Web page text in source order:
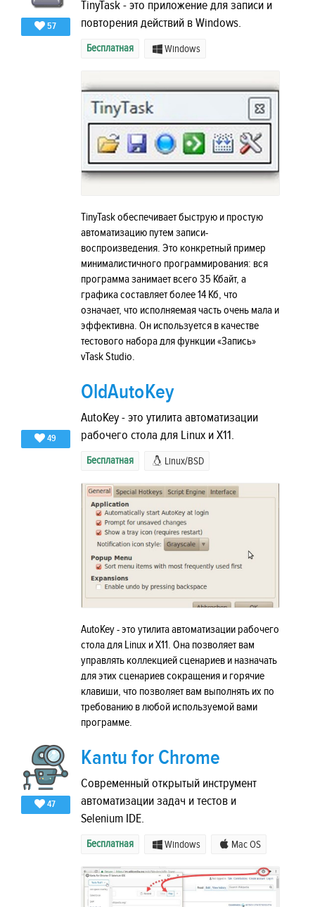
57
TinyTask - это приложение для записи и
повторения действий в Windows.
Бесплатная Windows
TinyTask обеспечивает быструю и простую
автоматизацию путем записи-
воспроизведения. Это конкретный пример
минималистичного программирования: вся
программа занимает всего 35 Кбайт, а
графика составляет более 14 Кб, что
означает, что исполняемая часть очень мала и
эффективна. Он используется в качестве
тестового набора для функции «Запись»
vTask Studio.
49
OldAutoKey
AutoKey - это утилита автоматизации
рабочего стола для Linux и X11.
Бесплатная Linux/BSD
AutoKey - это утилита автоматизации рабочего
стола для Linux и X11. Она позволяет вам
управлять коллекцией сценариев и назначать
для этих сценариев сокращения и горячие
клавиши, что позволяет вам выполнять их по
требованию в любой используемой вами
программе.
47
Kantu for Chrome
Современный открытый инструмент
автоматизации задач и тестов и
Selenium IDE.
Бесплатная Windows Mac OS